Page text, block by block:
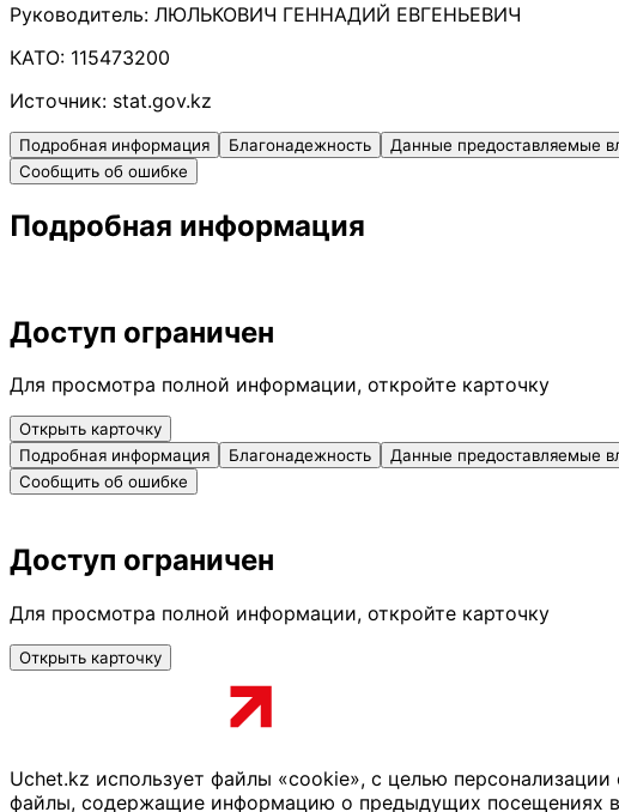
Руководитель: ЛЮЛЬКОВИЧ ГЕННАДИЙ ЕВГЕНЬЕВИЧ
КАТО: 115473200
Источник: stat.gov.kz
Подробная информация Благонадежность Данные предоставляемые
Сообщить об ошибке
Подробная информация
Доступ ограничен
Для просмотра полной информации, откройте карточку
Открыть карточку
Подробная информация
Благонадежность Данные предоставляемые
Сообщить об ошибке
Доступ ограничен
Для просмотра полной информации, откройте карточку
Открыть карточку
Uchet.kz использует файлы «cookie», с целью
файлы, содержащие информацию о предыдущих посещениях